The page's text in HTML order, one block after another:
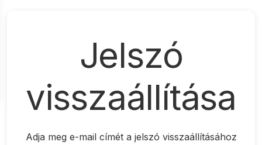
Jelszó
visszaállítása
Adja meg e-mail címét a jelszó visszaállításához